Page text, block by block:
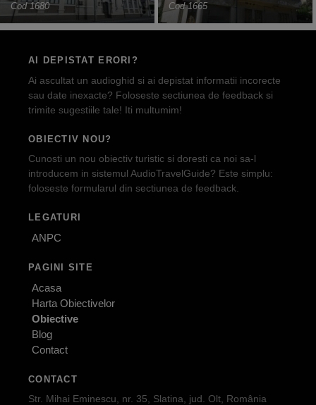
Cod 1680 Cod 1665
AI DEPISTAT ERORI?
Ai ascultat un audioghid si ai depistat informatii incorecte
sau date inexacte? Foloseste sectiunea de feedback si
trimite sugestiile tale! Iti multumim!
OBIECTIV NOU?
Cunosti un nou obiectiv turistic si doresti ca noi sa-l
introducem in sistemul AudioTravelGuide? Este simplu:
foloseste formularul din sectiunea de feedback.
LEGATURI
ANPC
PAGINI SITE
Acasa
Harta Obiectivelor
Obiective
Blog
Contact
CONTACT
Str. Mihai Eminescu, nr. 35, Slatina, jud. Olt, România